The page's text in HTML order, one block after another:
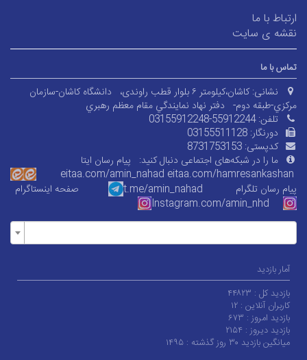
ارتباط با ما
نقشه ی سایت
تماس با ما
نشانی: کاشان،کیلومتر ۶ بلوار قطب راوندی،
دانشگاه کاشان-سازمان
مرکزي-طبقه دوم- دفتر نهاد نمايندگي مقام معظم رهبري
تلفن:03155912248-55912244
دورنگار: 03155511128
کدپستی: 8731753153
ما را در شبکه‌های اجتماعی دنبال کنید: پیام رسان ایتا
eitaa.com/amin_nahad eitaa.com/hamresankashan
پیام رسان تلگرام
t.me/amin_nahad
صفحه اینستاگرام
Instagram.com/amin_nhd
آمار بازدید
بازدید کل : ۴۴۸۲۳
کاربران آنلاین : ۱۲
بازدید امروز : ۶۷۳
بازدید دیروز : ۲۱۵۴
میانگین بازدید ۳۰ روز گذشته :
۱۴۹۵